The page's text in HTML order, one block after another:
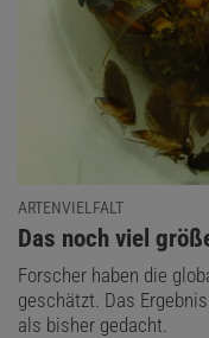
ARTENVIELFALT
:
Das noch viel
Forscher haben die
geschätzt. Das
als bisher gedacht.